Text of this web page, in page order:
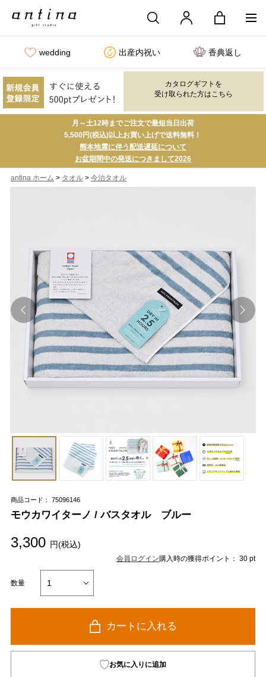
wedding 出産内祝い 香典返し
カタログギフトを
受け取られた方はこちら
月～土12時までご注文で最短当日出荷
5,500円(税込)以上お買い上げで送料無料！
熊本地震に伴う配送遅延について
お盆期間中の発送につきまして2026
antina ホーム > タオル> 今治タオル
商品コード： 75096146
モウカワイターノ / バスタオル ブルー
3,300 円(税込)
会員ログイン購入時の獲得ポイント： 30 pt
数量
カートに入れる
お気に入りに追加